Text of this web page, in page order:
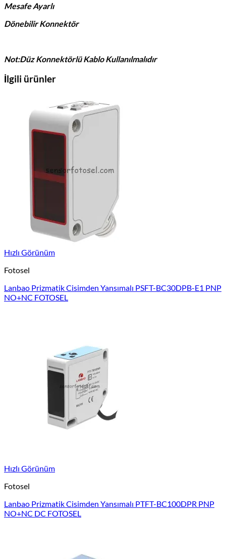
Mesafe Ayarlı
Dönebilir Konnektör
Not:Düz Konnektörlü Kablo Kullanılmalıdır
İlgili ürünler
Hızlı Görünüm
Fotosel
Lanbao Prizmatik Cisimden Yansımalı PSFT-BC30DPB-E1 PNP
NO+NC FOTOSEL
Hızlı Görünüm
Fotosel
Lanbao Prizmatik Cisimden Yansımalı PTFT-BC100DPR PNP
NO+NC DC FOTOSEL